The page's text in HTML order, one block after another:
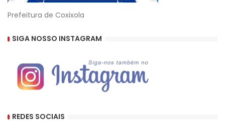
Prefeitura de Coxixola
SIGA NOSSO INSTAGRAM
REDES SOCIAIS